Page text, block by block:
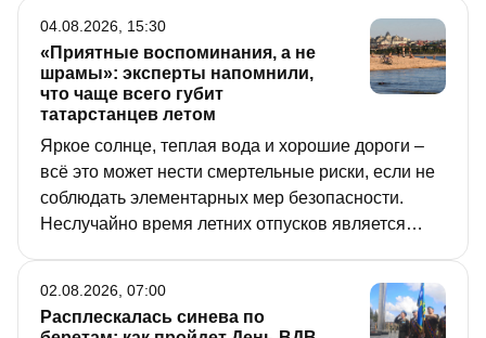
«Приятные воспоминания, а не
шрамы»: эксперты напомнили,
что чаще всего губит
татарстанцев летом
Яркое солнце, теплая вода и хорошие дороги –
всё это может нести смертельные риски, если не
соблюдать элементарных мер безопасности.
Неслучайно время летних отпусков является
пополнить печальную статистику, рассказали
журналистам на брифинге в Доме Правительства
04.08.2026, 15:30
Расплескалась синева по
02.08.2026, 07:00